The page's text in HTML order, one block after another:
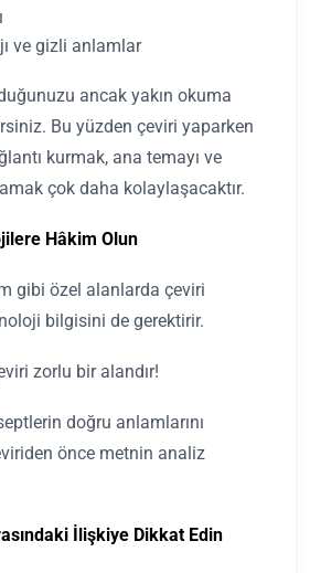
ve gizli anlamlar
ancak yakın okuma
Bu yüzden çeviri yaparken
kurmak, ana temayı ve
çok daha kolaylaşacaktır.
Hâkim Olun
gibi özel alanlarda çeviri
bilgisini de gerektirir.
zorlu bir alandır!
doğru anlamlarını
önce metnin analiz
İlişkiye Dikkat Edin